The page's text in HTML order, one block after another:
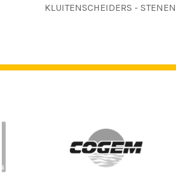
KLUITENSCHEIDERS -